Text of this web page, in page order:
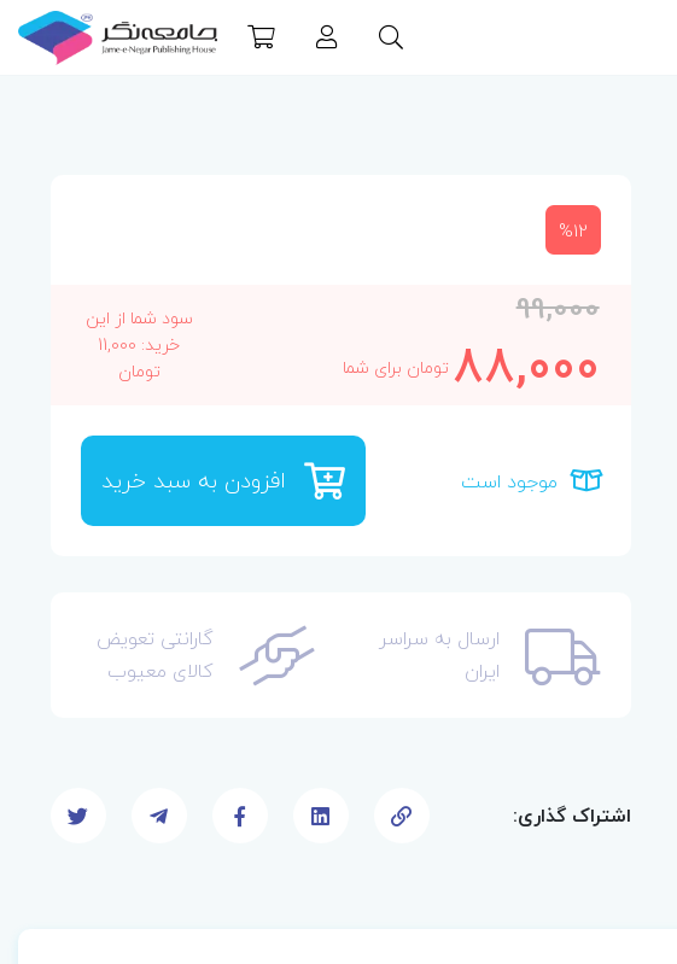
%12
99,000
88,000 تومان برای شما
سود شما از این
خرید: 11,000
تومان
موجود است افزودن به سبد خرید
ارسال به سراسر
ایران
گارانتی تعویض
کالای معیوب
اشتراک گذاری: